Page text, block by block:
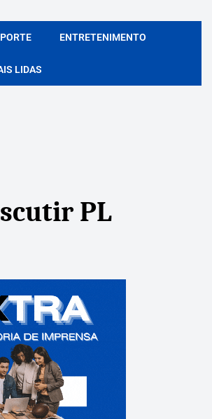
ENTRETENIMENTO
LIDAS
PL